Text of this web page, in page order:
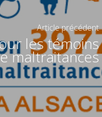
Article précédent
les témoins
maltraitances